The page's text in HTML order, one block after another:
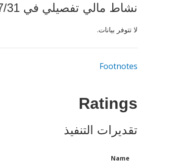
نشاط مالي تفصيلي في 2026/07/31
لا تتوفر بيانات.
Footnotes
Ratings
تقديرات التنفيذ
Name